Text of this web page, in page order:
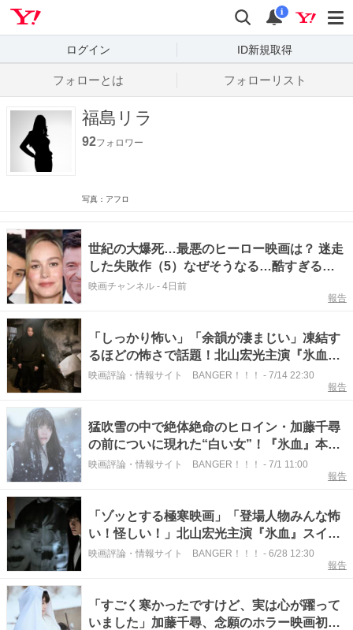
検索
通知
i
ログイン ID新規取得
フォローとは フォローリスト
福島リラ
92フォロワー
写真：アフロ
世紀の大爆死…最悪のヒーロー映画は？ 迷走
した失敗作（5）なぜそうなる…酷すぎる日
本描写で崩壊したのは？
映画チャンネル - 4日前
報告
「しっかり怖い」「余韻が凄まじい」凍結す
るほどの怖さで話題！北山宏光主演『氷血』
メイキング写真
映画評論・情報サイト BANGER！！！ - 7/14 22:30
報告
猛吹雪の中で絶体絶命のヒロイン・加藤千尋
の前についに現れた“白い女”！『氷血』本編
映像
映画評論・情報サイト BANGER！！！ - 7/1 11:00
報告
「ゾッとする極寒映画」「登場人物みんな怖
い！怪しい！」北山宏光主演『氷血』スイ
ス・ヌーシャテル国際ファンタスティック映
映画評論・情報サイト BANGER！！！ - 6/28 12:30
報告
「すごく寒かったですけど、実は心が躍って
いました」加藤千尋、念願のホラー映画初出